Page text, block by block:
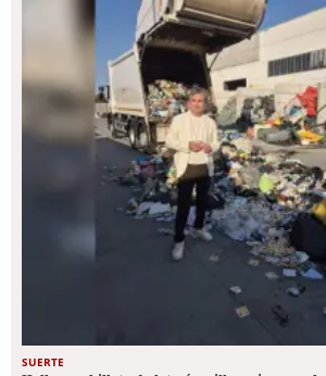
SUERTE